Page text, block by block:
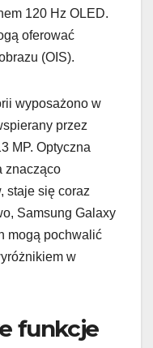
120 Hz OLED.
oferować
(OIS).
wyposażono w
przez
MP. Optyczna
znacząco
staje się coraz
Samsung Galaxy
mogą pochwalić
w
funkcje